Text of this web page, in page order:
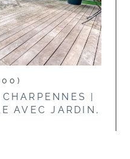
|
AVEC JARDIN,